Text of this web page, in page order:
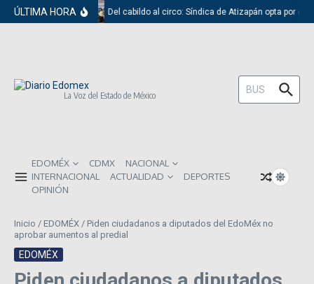
Saltar al contenido
ÚLTIMA HORA Del cabildo al circo: Síndica de Atizapán opta por el
La Voz del Estado de México
Buscar:
EDOMÉX CDMX
NACIONAL
INTERNACIONAL
ACTUALIDAD
DEPORTES
OPINIÓN
Inicio / EDOMÉX / Piden ciudadanos a diputados del EdoMéx no
aprobar aumentos al predial
EDOMÉX